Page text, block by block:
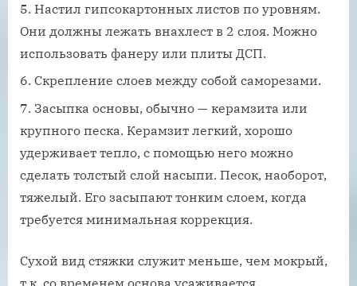
Настил гипсокартонных листов по уровням.
Они должны лежать внахлест в 2 слоя. Можно
использовать фанеру или плиты ДСП.
Скрепление слоев между собой саморезами.
Засыпка основы, обычно — керамзита или
крупного песка. Керамзит легкий, хорошо
удерживает тепло, с помощью него можно
сделать толстый слой насыпи. Песок, наоборот,
тяжелый. Его засыпают тонким слоем, когда
требуется минимальная коррекция.
Сухой вид стяжки служит меньше, чем мокрый,
т.к. со временем основа усаживается.